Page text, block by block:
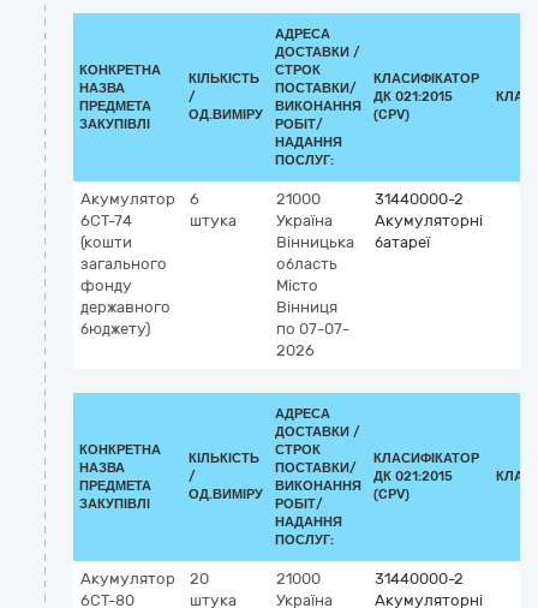
КОНКРЕТНА
НАЗВА
ПРЕДМЕТА
ЗАКУПІВЛІ
КІЛЬКІСТЬ
/
ОД.ВИМІРУ
АДРЕСА
ДОСТАВКИ /
СТРОК
ПОСТАВКИ/
ВИКОНАННЯ
РОБІТ/
НАДАННЯ
ПОСЛУГ:
КЛАСИФІКАТОР
ДК 021:2015
(CPV)
Акумулятор
6СТ-74
(кошти
загального
фонду
державного
бюджету)
6
штука
21000
Україна
Вінницька
область
Місто
Вінниця
по 07-07-
2026
31440000-2
Акумуляторні
батареї
КОНКРЕТНА
НАЗВА
ПРЕДМЕТА
ЗАКУПІВЛІ
КІЛЬКІСТЬ
/
ОД.ВИМІРУ
АДРЕСА
ДОСТАВКИ /
СТРОК
ПОСТАВКИ/
ВИКОНАННЯ
РОБІТ/
НАДАННЯ
ПОСЛУГ:
КЛАСИФІКАТОР
ДК 021:2015
(CPV)
Акумулятор
6СТ-80
20
штука
21000
Україна
31440000-2
Акумуляторні